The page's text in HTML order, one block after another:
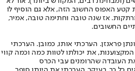
קטע האפוס החשוב הזה, אלא גם הוסיף לו
אז שנה טובה וחתימה טובה, אמיר,
החשובים.
פראנזן. הערכתי אותו, כמובן. הערכתי
את יכולתו לטוות כמה וכמה קווי
העובדה שהרומנים עבי הכרס